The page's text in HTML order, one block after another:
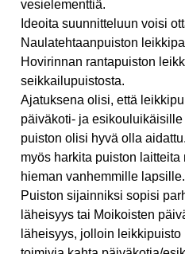
vesielementtiä.
Ideoita suunnitteluun voisi
Naulatehtaanpuiston
Hovirinnan rantapuiston
seikkailupuistosta.
Ajatuksena olisi, että
päiväkoti- ja
puiston olisi hyvä olla
myös harkita puiston
hieman vanhemmille lapsille.
Puiston sijainniksi sopisi
läheisyys tai Moikoisten
läheisyys, jolloin